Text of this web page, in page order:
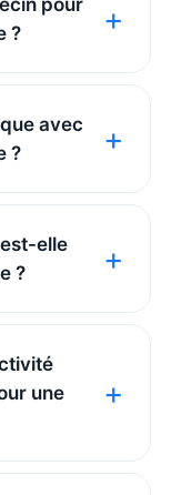
pour
?
avec
?
elle
?
une